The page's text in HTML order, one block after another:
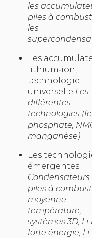
les
piles à
les
Les
lithium‐ion,
technologie
universelle Les
différentes
technologies
phosphate,
manganèse)
Les
émergentes
Condensateurs
piles à
moyenne
température,
systèmes 3D,
forte énergie, Li